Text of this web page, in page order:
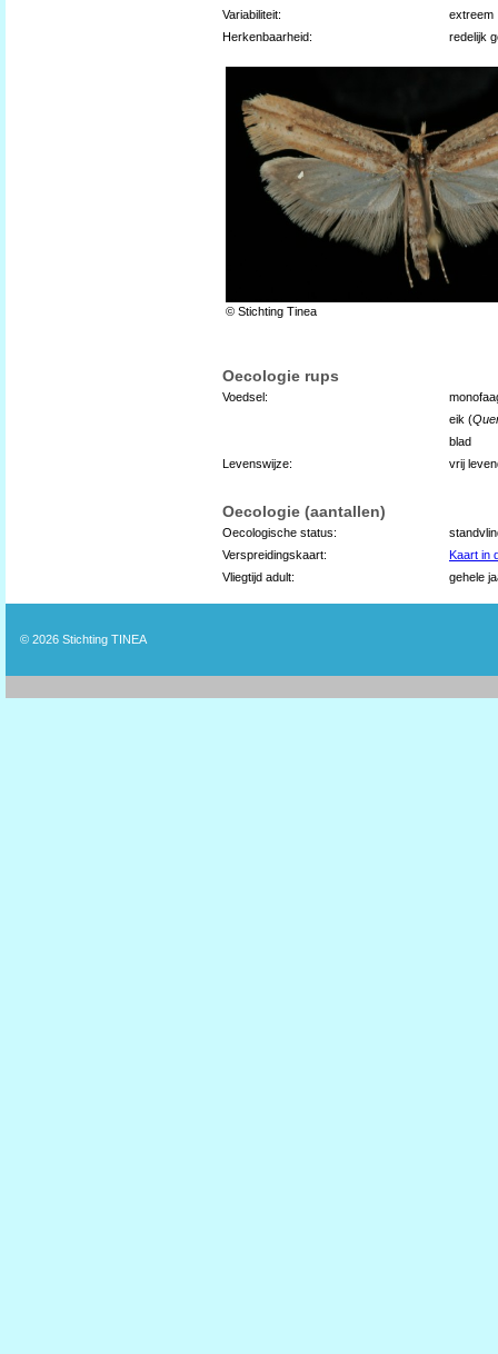
Variabiliteit:
extreem
Herkenbaarheid:
redelijk
© Stichting Tinea
Oecologie rups
Voedsel:
eik (
blad
Levenswijze:
vrij
Oecologie (aantallen)
Oecologische status:
Verspreidingskaart:
Kaart in
Vliegtijd adult:
gehele
© 2026 Stichting TINEA